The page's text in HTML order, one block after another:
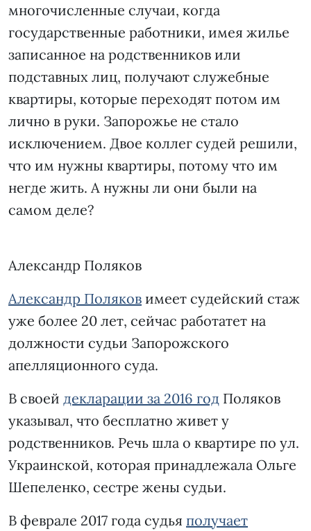
многочисленные случаи, когда
государственные работники, имея жилье
записанное на родственников или
подставных лиц, получают служебные
квартиры, которые переходят потом им
лично в руки. Запорожье не стало
исключением. Двое коллег судей решили,
что им нужны квартиры, потому что им
негде жить. А нужны ли они были на
самом деле?
Александр Поляков
Александр Поляков имеет судейский стаж
уже более 20 лет, сейчас работатет на
должности судьи Запорожского
апелляционного суда.
В своей декларации за 2016 год Поляков
указывал, что бесплатно живет у
родственников. Речь шла о квартире по ул.
Украинской, которая принадлежала Ольге
Шепеленко, сестре жены судьи.
В феврале 2017 года судья получает